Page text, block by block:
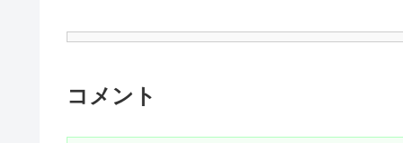
コメント